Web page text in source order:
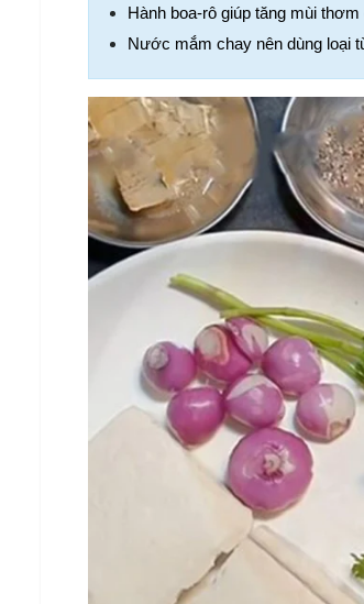
Hành boa-rô giúp tăng mùi
Nước mắm chay nên dùng loại